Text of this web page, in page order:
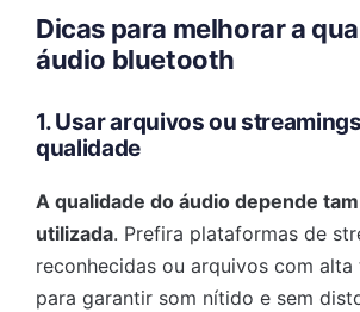
Dicas para melhorar a
áudio bluetooth
1. Usar arquivos ou
qualidade
A qualidade do áudio depende
utilizada. Prefira plataformas de
reconhecidas ou arquivos com
para garantir som nítido e sem